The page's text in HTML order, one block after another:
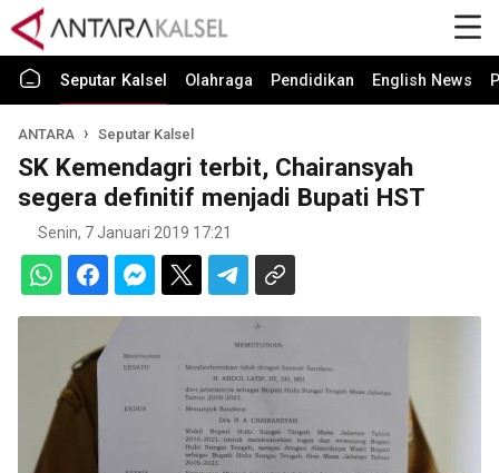
Seputar Kalsel Olahraga Pendidikan English News
ANTARA Seputar Kalsel
SK Kemendagri terbit, Chairansyah
segera definitif menjadi Bupati HST
Senin, 7 Januari 2019 17:21